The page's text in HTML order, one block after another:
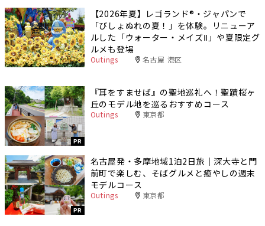
【2026年夏】レゴランド®・ジャパンで
「びしょぬれの夏！」を体験。リニューア
ルした「ウォーター・メイズⅡ」や夏限定グ
ルメも登場
Outings 名古屋 港区
PR
『耳をすませば』の聖地巡礼へ！聖蹟桜ヶ
丘のモデル地を巡るおすすめコース
Outings 東京都
PR
名古屋発・多摩地域1泊2日旅｜深大寺と門
前町で楽しむ、そばグルメと癒やしの週末
モデルコース
Outings 東京都